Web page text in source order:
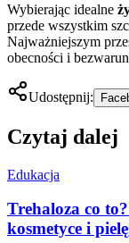
Wybierając idealne
przede wszystkim
Najważniejszym
obecności i
Udostępnij:
Czytaj dalej
Edukacja
Trehaloza co
kosmetyce i